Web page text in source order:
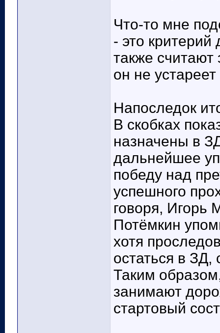
Что-то мне
- это
также
он не
Напоследок
В скобках
назначены в
дальнейшее
победу над
успешного
говоря,
Потёмкин
хотя
остаться в ЗД,
Таким
занимают
стартовый